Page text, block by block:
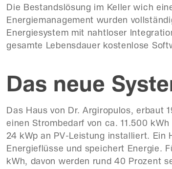
Die Bestandslösung im Keller wich
Energiemanagement wurden
Energiesystem mit nahtloser
gesamte Lebensdauer kostenlose
Das neue
Das Haus von Dr. Argiropulos, erbaut
einen Strombedarf von ca. 11.500
24 kWp an PV-Leistung installiert. Ein
Energieflüsse und speichert Energie.
kWh, davon werden rund 40 Prozent